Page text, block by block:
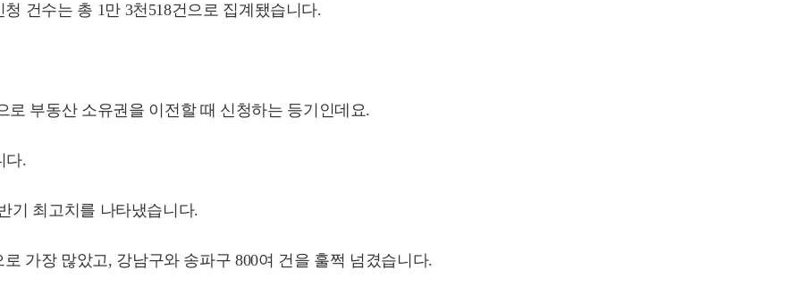
건수는 총 1만 3천518건으로 집계됐습니다.
부동산 소유권을 이전할 때 신청하는 등기인데요.
다.
기 최고치를 나타냈습니다.
가장 많았고, 강남구와 송파구 800여 건을 훌쩍 넘겼습니다.